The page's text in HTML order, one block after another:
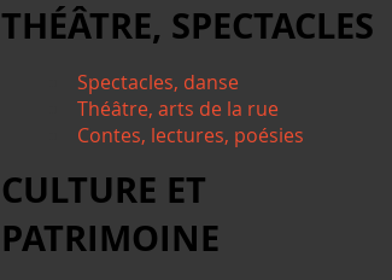
THÉÂTRE, SPECTACLES
Spectacles, danse
Théâtre, arts de la rue
Contes, lectures, poésies
CULTURE ET
PATRIMOINE